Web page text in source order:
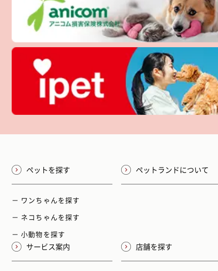
ペットを探す
－ ワンちゃんを探す
－ ネコちゃんを探す
－ 小動物を探す
ペットランドについて
サービス案内 店舗を探す